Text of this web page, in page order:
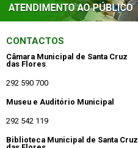
CONTACTOS
Câmara Municipal de Santa Cruz
das Flores
292 590 700
Museu e Auditório Municipal
292 542 119
Biblioteca Municipal de Santa Cruz